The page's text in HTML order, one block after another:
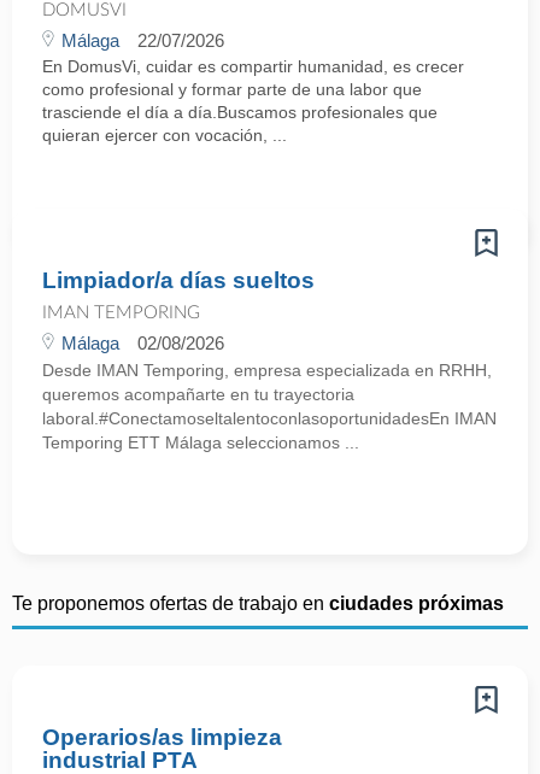
DOMUSVI
Málaga 22/07/2026
En DomusVi, cuidar es compartir humanidad, es crecer
como profesional y formar parte de una labor que
trasciende el día a día.Buscamos profesionales que
quieran ejercer con vocación, ...
Limpiador/a días sueltos
IMAN TEMPORING
Málaga 02/08/2026
Desde IMAN Temporing, empresa especializada en RRHH,
queremos acompañarte en tu trayectoria
laboral.#ConectamoseltalentoconlasoportunidadesEn IMAN
Temporing ETT Málaga seleccionamos ...
Te proponemos ofertas de trabajo en ciudades próximas
Operarios/as limpieza
industrial PTA